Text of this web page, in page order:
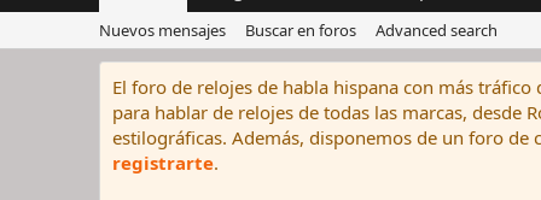
Nuevos mensajes Buscar en foros Advanced search
El foro de relojes de habla hispana con más
para hablar de relojes de todas las marcas, desde
estilográficas. Además, disponemos de un foro
registrarte.